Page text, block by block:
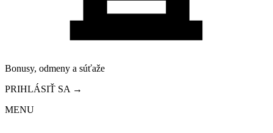
Bonusy, odmeny a súťaže
PRIHLÁSIŤ SA →
MENU